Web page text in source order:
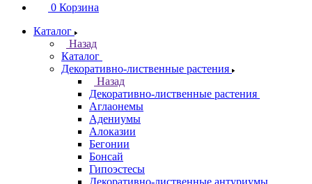
0 Корзина
Каталог
Назад
Каталог
Декоративно-лиственные растения
Назад
Декоративно-лиственные растения
Аглаонемы
Адениумы
Алоказии
Бегонии
Бонсай
Гипоэстесы
Декоративно-лиственные антуриумы